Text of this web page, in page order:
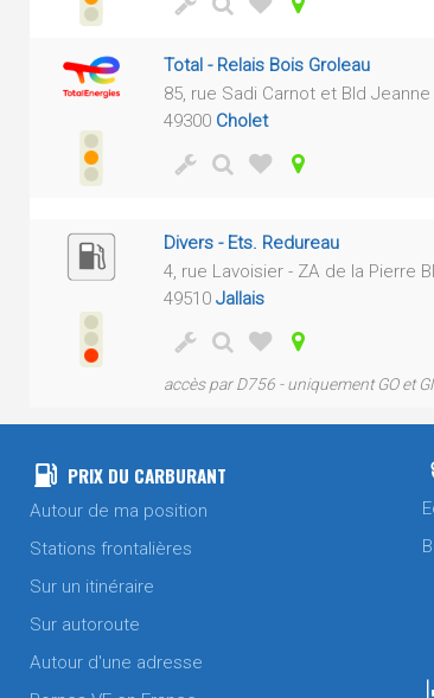
Total - Relais Bois Groleau
85, rue Sadi Carnot et Bld
49300 Cholet
Divers - Ets. Redureau
4, rue Lavoisier - ZA de la Pierre
49510 Jallais
accès par D756 - uniquement GO et
PRIX DU CARBURANT
Autour de ma position
Stations frontalières
Sur un itinéraire
Sur autoroute
Autour d'une adresse